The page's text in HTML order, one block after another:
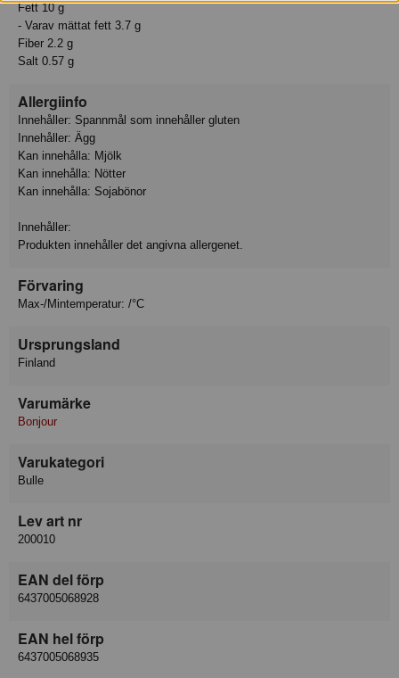
Fett 10 g
- Varav mättat fett 3.7 g
Fiber 2.2 g
Salt 0.57 g
Allergiinfo
Innehåller: Spannmål som innehåller gluten
Innehåller: Ägg
Kan innehålla: Mjölk
Kan innehålla: Nötter
Kan innehålla: Sojabönor
Innehåller:
Produkten innehåller det angivna allergenet.
Förvaring
Max-/Mintemperatur: /°C
Ursprungsland
Finland
Varumärke
Bonjour
Varukategori
Bulle
Lev art nr
200010
EAN del förp
6437005068928
EAN hel förp
6437005068935